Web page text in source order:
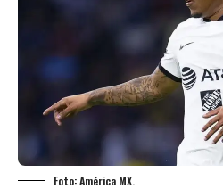
Foto: América MX.